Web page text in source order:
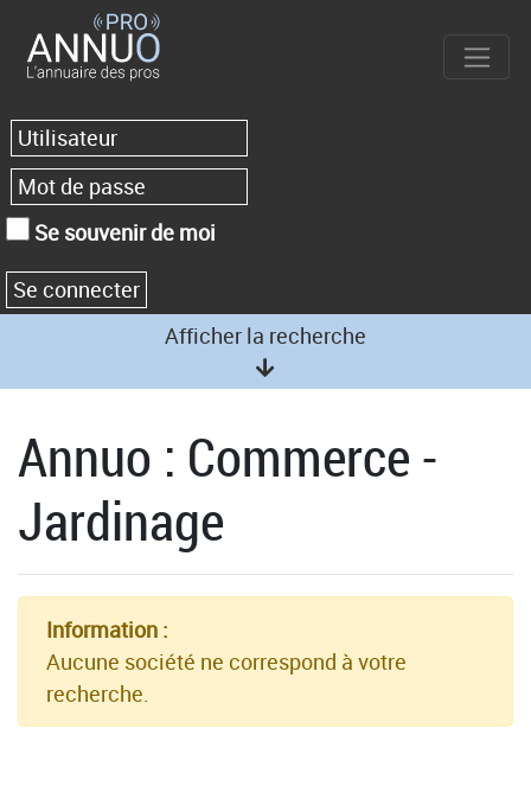
Se souvenir de moi
Afficher la recherche
Annuo : Commerce -
Jardinage
Information :
Aucune société ne correspond à votre
recherche.